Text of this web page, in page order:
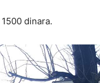
dinara.